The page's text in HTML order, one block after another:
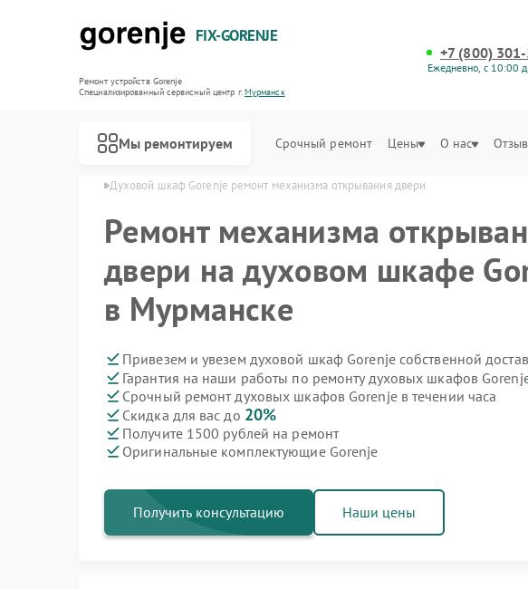
FIX-GORENJE
Ремонт устройств Gorenje
Специализированный cервисный центр г.Мурманск
+7 (800)
Ежедневно, с 10:00
Мы ремонтируем Срочный ремонт Цены О нас
Духовой шкаф Gorenje ремонт механизма открывания двери
Ремонт механизма
двери на духовом шкафе
в Мурманске
Привезем и увезем духовой шкаф Gorenje собственной
Гарантия на наши работы по ремонту духовых шкафов
Срочный ремонт духовых шкафов Gorenje в течении часа
Скидка для вас до 20%
Получите 1500 рублей на ремонт
Оригинальные комплектующие Gorenje
Получить консультацию Наши цены